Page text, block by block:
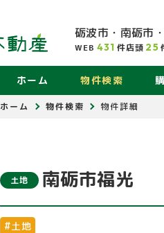
砺波市・南砺市
WEB 431 件店頭 25
ホーム 物件検索
ホーム 物件検索 物件詳細
土地 南砺市福光
#土地